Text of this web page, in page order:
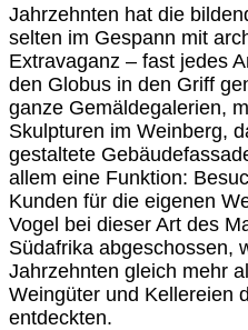
Jahrzehnten hat die
selten im Gespann mit
Extravaganz – fast jedes
den Globus in den Griff
ganze Gemäldegalerien,
Skulpturen im Weinberg,
gestaltete
allem eine Funktion:
Kunden für die eigenen
Vogel bei dieser Art des
Südafrika abgeschossen,
Jahrzehnten gleich mehr
Weingüter und Kellereien
entdeckten.